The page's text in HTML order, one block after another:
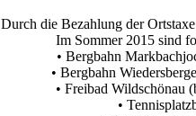
Durch die Bezahlung der
Im Sommer 2015 sind
• Bergbahn
• Bergbahn
• Freibad Wildschönau
•